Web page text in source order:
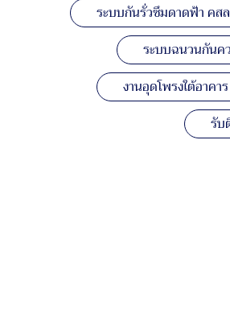
ระบบกันรั่วซึมดาดฟ้า ค
ระบบฉนวนกันค
งานอุดโพรงใต้อาคาร
รับ